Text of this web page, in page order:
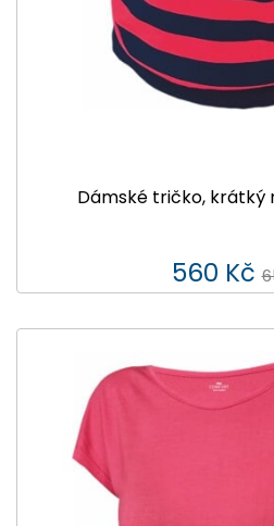
Dámské tričko, krátký
560 Kč